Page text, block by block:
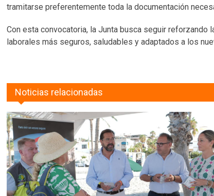
tramitarse preferentemente toda la documentación
Con esta convocatoria, la Junta busca seguir
laborales más seguros, saludables y adaptados a los
Noticias relacionadas